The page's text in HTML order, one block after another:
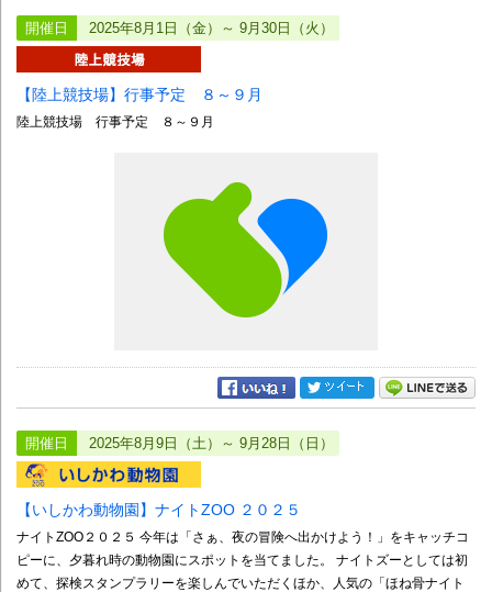
開催日 2025年8月1日（金）～ 9月30日（火）
【陸上競技場】行事予定 ８～９月
陸上競技場 行事予定 ８～９月
開催日 2025年8月9日（土）～ 9月28日（日）
【いしかわ動物園】ナイトZOO ２０２５
ナイトZOO２０２５ 今年は「さぁ、夜の冒険へ出かけよう！」をキャッチコ
ピーに、夕暮れ時の動物園にスポットを当てました。 ナイトズーとしては初
めて、探検スタンプラリーを楽しんでいただくほか、人気の「ほね骨ナイト